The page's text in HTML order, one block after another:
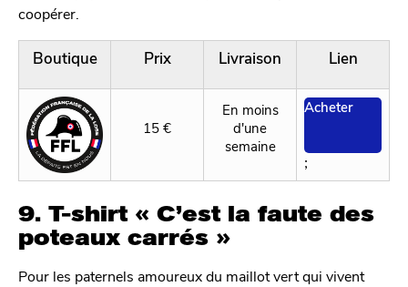
coopérer.
Boutique Prix Livraison Lien
15 €
En moins
d'une
semaine
Acheter
;
9. T-shirt « C’est la faute des
poteaux carrés »
Pour les paternels amoureux du maillot vert qui vivent